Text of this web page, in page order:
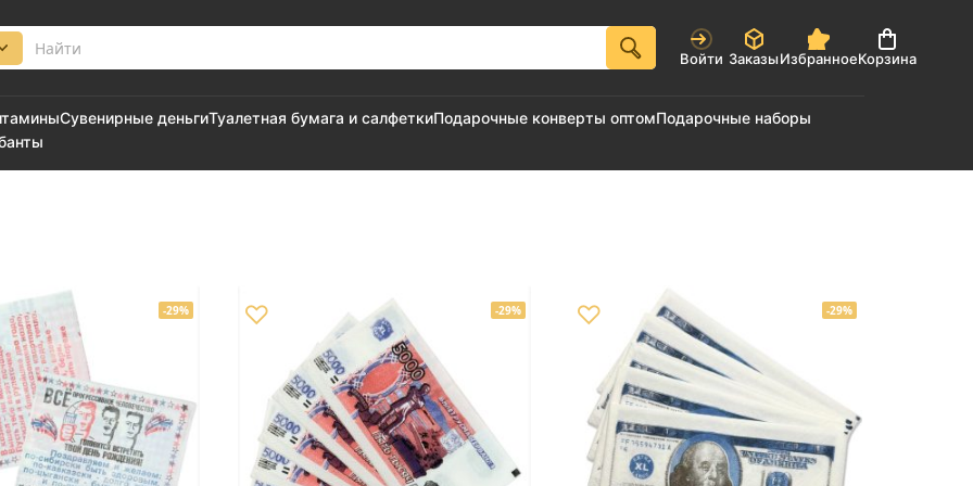
Войти ЗаказыИзбранноеКорзина
Сувенирные деньгиТуалетная бумага и салфеткиПодарочные конверты оптомПодарочные наборы
-29% -29%
♡ -29%
♡